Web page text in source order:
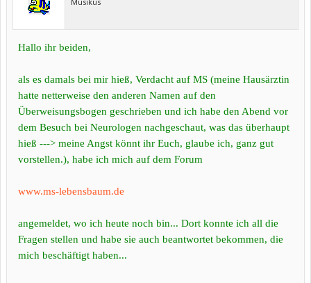
Hallo ihr beiden,
als es damals bei mir hieß, Verdacht auf MS (meine Hausärztin
hatte netterweise den anderen Namen auf den
Überweisungsbogen geschrieben und ich habe den Abend vor
dem Besuch bei Neurologen nachgeschaut, was das überhaupt
hieß ---> meine Angst könnt ihr Euch, glaube ich, ganz gut
vorstellen.), habe ich mich auf dem Forum
www.ms-lebensbaum.de
angemeldet, wo ich heute noch bin... Dort konnte ich all die
Fragen stellen und habe sie auch beantwortet bekommen, die
mich beschäftigt haben...